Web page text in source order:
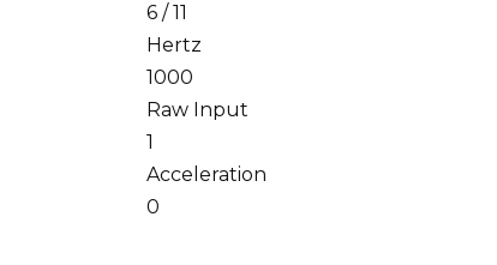
6 / 11
Hertz
1000
Raw Input
1
Acceleration
0